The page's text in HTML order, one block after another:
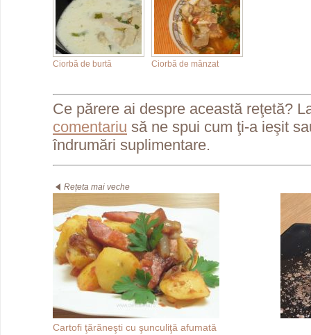
Ciorbă de burtă Ciorbă de mânzat
Ce părere ai despre această reţetă?
comentariu să ne spui cum ţi-a ieşit
îndrumări suplimentare.
Rețeta mai veche
Cartofi ţărăneşti cu şunculiţă afumată